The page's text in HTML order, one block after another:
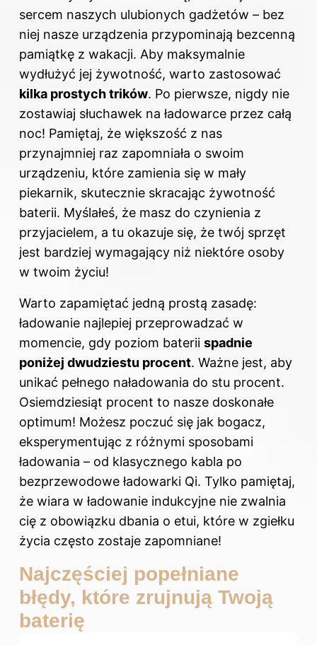
sercem naszych ulubionych gadżetów – bez
niej nasze urządzenia przypominają bezcenną
pamiątkę z wakacji. Aby maksymalnie
wydłużyć jej żywotność, warto zastosować
kilka prostych trików. Po pierwsze, nigdy nie
zostawiaj słuchawek na ładowarce przez całą
noc! Pamiętaj, że większość z nas
przynajmniej raz zapomniała o swoim
urządzeniu, które zamienia się w mały
piekarnik, skutecznie skracając żywotność
baterii. Myślałeś, że masz do czynienia z
przyjacielem, a tu okazuje się, że twój sprzęt
jest bardziej wymagający niż niektóre osoby
w twoim życiu!
Warto zapamiętać jedną prostą zasadę:
ładowanie najlepiej przeprowadzać w
momencie, gdy poziom baterii spadnie
poniżej dwudziestu procent. Ważne jest, aby
unikać pełnego naładowania do stu procent.
Osiemdziesiąt procent to nasze doskonałe
optimum! Możesz poczuć się jak bogacz,
eksperymentując z różnymi sposobami
ładowania – od klasycznego kabla po
bezprzewodowe ładowarki Qi. Tylko pamiętaj,
że wiara w ładowanie indukcyjne nie zwalnia
cię z obowiązku dbania o etui, które w zgiełku
życia często zostaje zapomniane!
Najczęściej popełniane
błędy, które zrujnują Twoją
baterię